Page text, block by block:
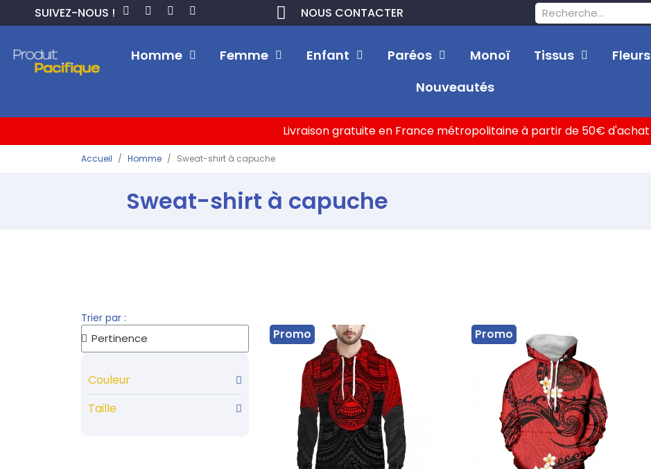
SUIVEZ-NOUS ! NOUS CONTACTER
Homme Femme Enfant Paréos Monoï Tissus Fleurs
Nouveautés
Livraison gratuite en France métropolitaine à partir de 50€ d'achat
Accueil Homme Sweat-shirt à capuche
Sweat-shirt à capuche
Trier par :
Couleur
Taille
Promo Promo